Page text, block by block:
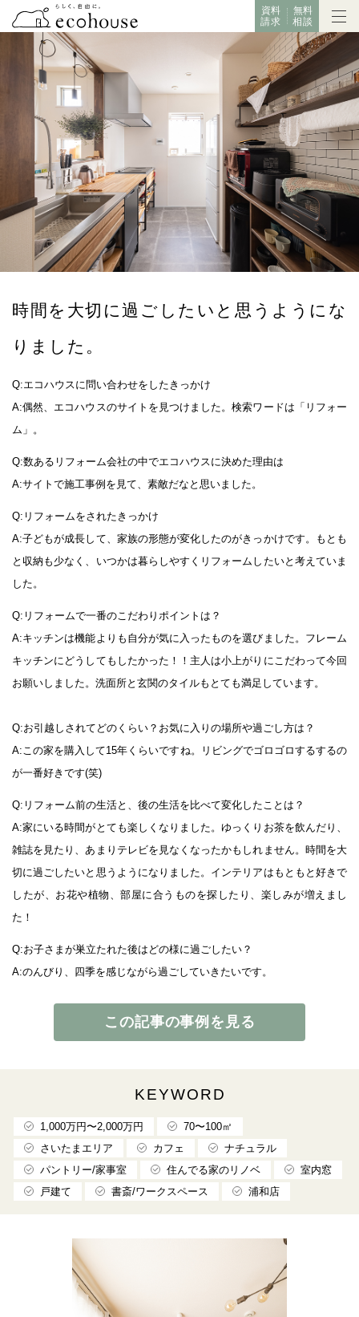
資料
請求
無料
相談
時間を大切に過ごしたいと思うようにな
りました。
Q:エコハウスに問い合わせをしたきっかけ
A:偶然、エコハウスのサイトを見つけました。検索ワードは「リフォー
ム」。
Q:数あるリフォーム会社の中でエコハウスに決めた理由は
A:サイトで施工事例を見て、素敵だなと思いました。
Q:リフォームをされたきっかけ
A:子どもが成長して、家族の形態が変化したのがきっかけです。もとも
と収納も少なく、いつかは暮らしやすくリフォームしたいと考えていま
した。
Q:リフォームで一番のこだわりポイントは？
A:キッチンは機能よりも自分が気に入ったものを選びました。フレーム
キッチンにどうしてもしたかった！！主人は小上がりにこだわって今回
お願いしました。洗面所と玄関のタイルもとても満足しています。
Q:お引越しされてどのくらい？お気に入りの場所や過ごし方は？
A:この家を購入して15年くらいですね。リビングでゴロゴロするするの
が一番好きです(笑)
Q:リフォーム前の生活と、後の生活を比べて変化したことは？
A:家にいる時間がとても楽しくなりました。ゆっくりお茶を飲んだり、
雑誌を見たり、あまりテレビを見なくなったかもしれません。時間を大
切に過ごしたいと思うようになりました。インテリアはもともと好きで
したが、お花や植物、部屋に合うものを探したり、楽しみが増えまし
た！
Q:お子さまが巣立たれた後はどの様に過ごしたい？
A:のんびり、四季を感じながら過ごしていきたいです。
この記事の事例を見る
KEYWORD
1,000万円〜2,000万円
70〜100㎡
さいたまエリア
カフェ
ナチュラル
パントリー/家事室
住んでる家のリノベ
室内窓
戸建て
書斎/ワークスペース 浦和店